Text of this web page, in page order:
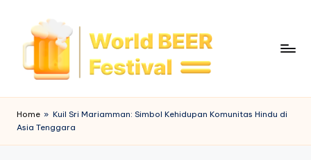
o
rl
Home » Kuil Sri Mariamman: Simbol Kehidupan Komunitas Hindu di
Asia Tenggara